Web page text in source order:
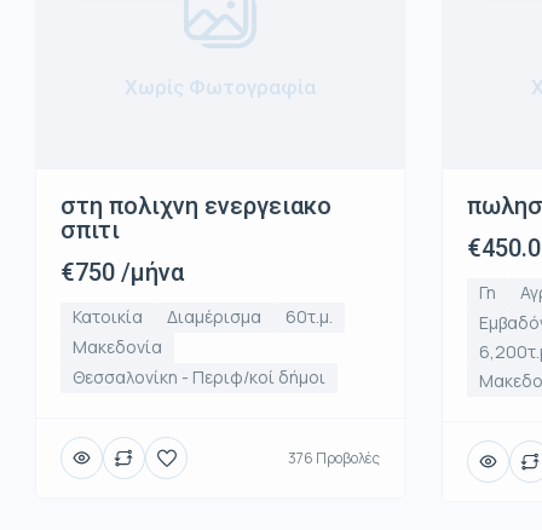
Χωρίς Φωτογραφία
στη πολιχνη ενεργειακο
σπιτι
€750 /μήνα
Κατοικία Διαμέρισμα
60τ.μ.
Μακεδονία
Θεσσαλονίκη - Περιφ/κοί δήμοι
376 Προβολές
Γη